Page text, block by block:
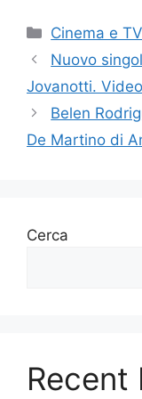
Categorie
Cinema e TV
Nuovo
Jovanotti.
Belen
De Martino di
Cerca
Recent